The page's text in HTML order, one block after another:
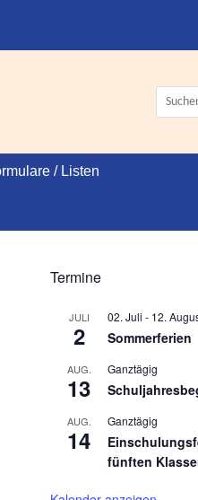
Suche
nach:
/ Listen
Termine
JULI
2
02. Juli - 12.
Sommerferien
AUG.
13
Ganztägig
AUG.
14
Ganztägig
fünften